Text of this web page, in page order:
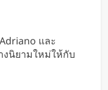
และ
งนิยามใหม่ให้กับ